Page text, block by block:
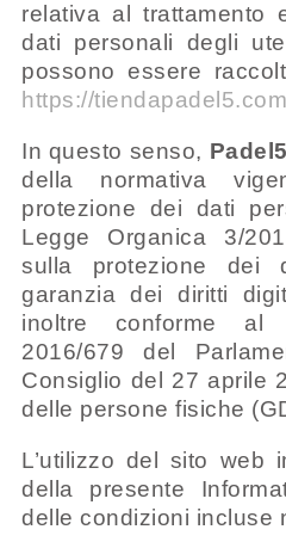
relativa al trattamento
dati personali degli
possono essere
https://
In questo senso, Padel5
della normativa
protezione dei dati
Legge Organica 3/
sulla protezione dei
garanzia dei diritti
inoltre conforme al
2016/679 del
Consiglio del 27 aprile
delle persone fisiche
L’utilizzo del sito web
della presente
delle condizioni incluse